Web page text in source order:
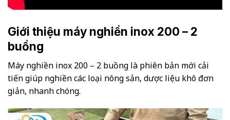
Giới thiệu máy nghiền inox 200 – 2
buồng
Máy nghiền inox 200 – 2 buồng là phiên bản mới cải
tiến giúp nghiền các loại nông sản, dược liệu khô đơn
giản, nhanh chóng.